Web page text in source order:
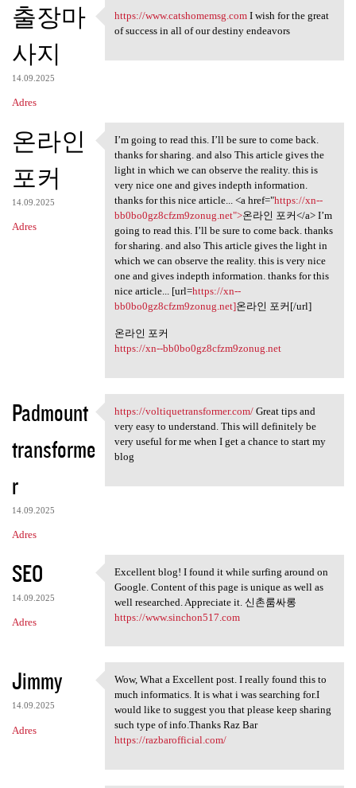
출장마
사지
14.09.2025
Adres
https://www.catshomemsg.com I
https://www.catshomemsg.comI wish for the great
of success in all of our destiny endeavors
온라인
포커
14.09.2025
Adres
I’m going to read this. I’ll
I’m going to read this. I’ll be sure to come back.
thanks for sharing. and also This article gives the
light in which we can observe the reality. this is
very nice one and gives indepth information.
thanks for this nice article... <a href="https://xn--
bb0bo0gz8cfzm9zonug.net">온라인 포커</a> I’m
going to read this. I’ll be sure to come back. thanks
for sharing. and also This article gives the light in
which we can observe the reality. this is very nice
one and gives indepth information. thanks for this
nice article... [url=https://xn--
bb0bo0gz8cfzm9zonug.net]온라인 포커[/url]
온라인 포커
https://xn--bb0bo0gz8cfzm9zonug.net
Padmount
transforme
r
14.09.2025
Adres
https://voltiquetransformer
https://voltiquetransformer.com/Great tips and
very easy to understand. This will definitely be
very useful for me when I get a chance to start my
blog
SEO
14.09.2025
Adres
Excellent blog! I found it
Excellent blog! I found it while surfing around on
Google. Content of this page is unique as well as
well researched. Appreciate it. 신촌룸싸롱
https://www.sinchon517.com
Jimmy
14.09.2025
Adres
Wow, What a Excellent post. I
Wow, What a Excellent post. I really found this to
much informatics. It is what i was searching for.I
would like to suggest you that please keep sharing
such type of info.Thanks Raz Bar
https://razbarofficial.com/